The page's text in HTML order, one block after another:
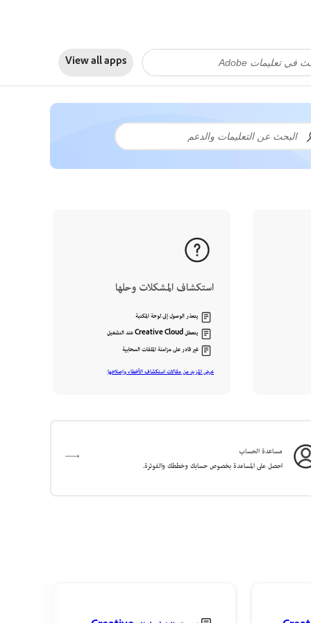
View all apps
استكشاف المشكلات وحلها
يتعذر الوصول إلى لوحة المكتبة
يتعطل Creative Cloud عند التشغيل
غير قادر على مزامنة الملفات السحابية
عرض المزيد من مقالات استكشاف الأخطاء وإصلاحها
مساعدة الحساب
احصل على المساعدة بخصوص حسابك وخططك والفوترة.